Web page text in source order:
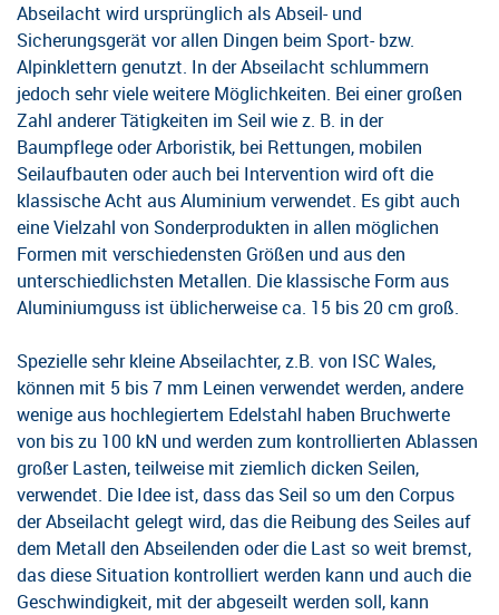
Abseilacht wird ursprünglich als Abseil- und
Sicherungsgerät vor allen Dingen beim Sport- bzw.
Alpinklettern genutzt. In der Abseilacht schlummern
jedoch sehr viele weitere Möglichkeiten. Bei einer großen
Zahl anderer Tätigkeiten im Seil wie z. B. in der
Baumpflege oder Arboristik, bei Rettungen, mobilen
Seilaufbauten oder auch bei Intervention wird oft die
klassische Acht aus Aluminium verwendet. Es gibt auch
eine Vielzahl von Sonderprodukten in allen möglichen
Formen mit verschiedensten Größen und aus den
unterschiedlichsten Metallen. Die klassische Form aus
Aluminiumguss ist üblicherweise ca. 15 bis 20 cm groß.
Spezielle sehr kleine Abseilachter, z.B. von ISC Wales,
können mit 5 bis 7 mm Leinen verwendet werden, andere
wenige aus hochlegiertem Edelstahl haben Bruchwerte
von bis zu 100 kN und werden zum kontrollierten Ablassen
großer Lasten, teilweise mit ziemlich dicken Seilen,
verwendet. Die Idee ist, dass das Seil so um den Corpus
der Abseilacht gelegt wird, das die Reibung des Seiles auf
dem Metall den Abseilenden oder die Last so weit bremst,
das diese Situation kontrolliert werden kann und auch die
Geschwindigkeit, mit der abgeseilt werden soll, kann